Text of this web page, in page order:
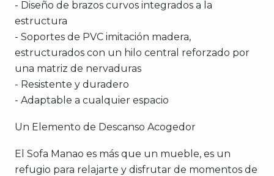
- Diseño de brazos curvos integrados a la
estructura
- Soportes de PVC imitación madera,
estructurados con un hilo central reforzado por
una matriz de nervaduras
- Resistente y duradero
- Adaptable a cualquier espacio
Un Elemento de Descanso Acogedor
El Sofa Manao es más que un mueble, es un
refugio para relajarte y disfrutar de momentos de